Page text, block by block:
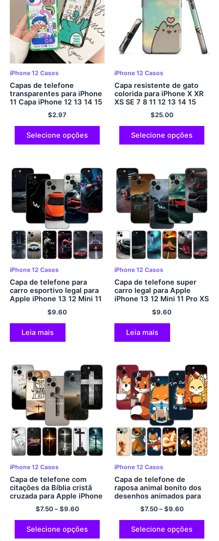
iPhone 12 Casos
Capas de telefone
transparentes para iPhone
11 Capa iPhone 12 13 14 15
Pro Max XR 7 8 Mais SE
2022 2020 Funda iPhone11
Carcasa Capa Traseira
Suave
$2.97
Selecione opções
iPhone 12 Casos
Capa resistente de gato
colorida para iPhone X XR
XS SE 7 8 11 12 13 14 15
Pró Mini Mais Pró Máx.
$25.00
Selecione opções
iPhone 12 Casos
Capa de telefone para
carro esportivo legal para
Apple iPhone 13 12 Mini 11
Pro XS Max XR X 8 7 6S 6
Mais 5S 5 SE 2020 Capa
preta macia em TPU
$9.60
Leia mais
iPhone 12 Casos
Capa de telefone super
carro legal para Apple
iPhone 13 12 Mini 11 Pro XS
Max XR X 8 7 6S 6 Mais 5S
5 SE 2020 Capa preta
macia em TPU
$9.60
Leia mais
iPhone 12 Casos
Capa de telefone com
citações da Bíblia cristã
cruzada para Apple iPhone
13 12 Mini 11 Pro XS Max
XR X 8 7 6S 6 Mais 5S 5 SE
2020 Capa Preta
$7.50–$9.60
Selecione opções
iPhone 12 Casos
Capa de telefone de
raposa animal bonito dos
desenhos animados para
Apple iPhone 13 12 Mini 11
Pro XS Max XR X 8 7 6S 6
Mais 5S 5 SE 2020 Capa
preta macia
$7.50–$9.60
Selecione opções